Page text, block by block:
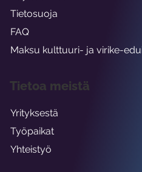
Tietosuoja
FAQ
Maksu kulttuuri- ja virike-
Tietoa meistä
Yrityksestä
Työpaikat
Yhteistyö